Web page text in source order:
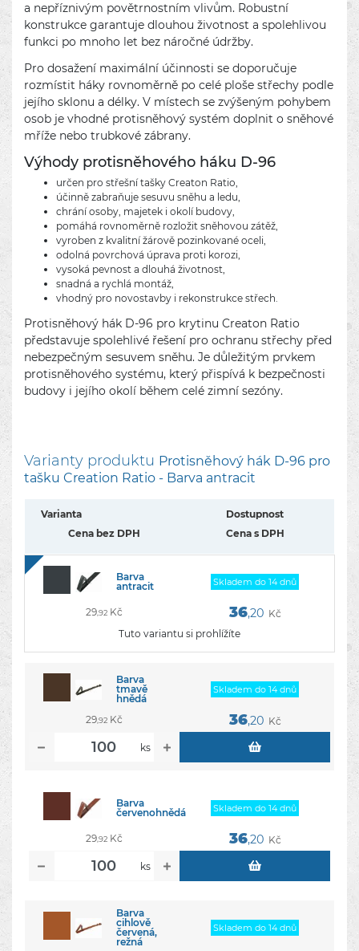
a nepříznivým povětrnostním vlivům. Robustní
konstrukce garantuje dlouhou životnost a spolehlivou
funkci po mnoho let bez náročné údržby.
Pro dosažení maximální účinnosti se doporučuje
rozmístit háky rovnoměrně po celé ploše střechy podle
jejího sklonu a délky. V místech se zvýšeným pohybem
osob je vhodné protisněhový systém doplnit o sněhové
mříže nebo trubkové zábrany.
Výhody protisněhového háku D-96
určen pro střešní tašky Creaton Ratio,
účinně zabraňuje sesuvu sněhu a ledu,
chrání osoby, majetek i okolí budovy,
pomáhá rovnoměrně rozložit sněhovou zátěž,
vyroben z kvalitní žárově pozinkované oceli,
odolná povrchová úprava proti korozi,
vysoká pevnost a dlouhá životnost,
snadná a rychlá montáž,
vhodný pro novostavby i rekonstrukce střech.
Protisněhový hák D-96 pro krytinu Creaton Ratio
představuje spolehlivé řešení pro ochranu střechy před
nebezpečným sesuvem sněhu. Je důležitým prvkem
protisněhového systému, který přispívá k bezpečnosti
budovy i jejího okolí během celé zimní sezóny.
Varianty produktu Protisněhový hák D-96 pro
tašku Creation Ratio - Barva antracit
Varianta
Dostupnost
Cena bez DPH
Cena s DPH
Barva
antracit
Skladem do 14 dnů
29,92 Kč 36,20 Kč
Tuto variantu si prohlížíte
Barva
tmavě
hnědá
Skladem do 14 dnů
29,92 Kč 36,20 Kč
ks
Barva
červenohnědá
Skladem do 14 dnů
29,92 Kč 36,20 Kč
ks
Barva
cihlově
červená,
režná
Skladem do 14 dnů